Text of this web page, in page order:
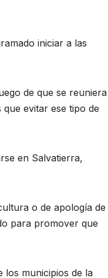
iniciar a las
de que se reuniera
evitar ese tipo de
en Salvatierra,
o de apología de
para promover que
los municipios de la